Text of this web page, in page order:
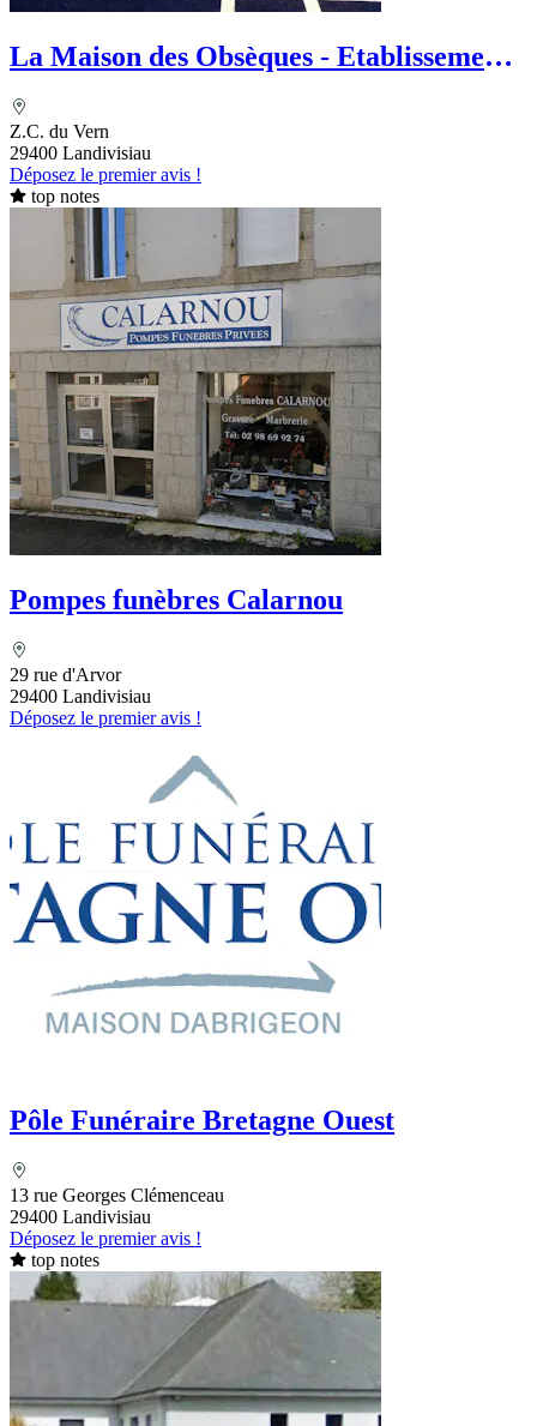
La Maison des Obsèques - Etablissements
Z.C. du Vern
29400 Landivisiau
Déposez le premier avis !
top notes
Pompes funèbres Calarnou
29 rue d'Arvor
29400 Landivisiau
Déposez le premier avis !
Pôle Funéraire Bretagne Ouest
13 rue Georges Clémenceau
29400 Landivisiau
Déposez le premier avis !
top notes